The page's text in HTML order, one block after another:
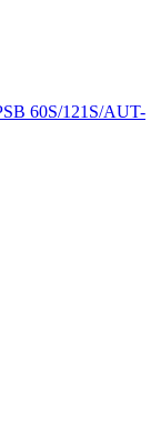
60S/121S/AUT-